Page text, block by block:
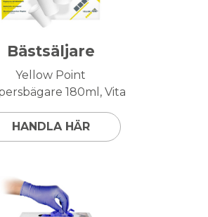
Bästsäljare
Yellow Point
180ml, Vita
HANDLA HÄR